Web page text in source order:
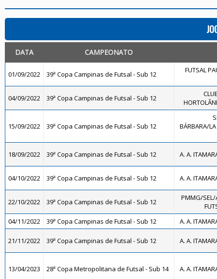
DATA CAMPEONATO
01/09/2022 39ª Copa Campinas de Futsal - Sub 12 FUTSAL
04/09/2022 39ª Copa Campinas de Futsal - Sub 12
15/09/2022 39ª Copa Campinas de Futsal - Sub 12
BÁRBARA/
18/09/2022 39ª Copa Campinas de Futsal - Sub 12 A. A.
04/10/2022 39ª Copa Campinas de Futsal - Sub 12 A. A.
22/10/2022 39ª Copa Campinas de Futsal - Sub 12
PMMG/
04/11/2022
39ª Copa Campinas de Futsal - Sub 12 A. A.
21/11/2022 39ª Copa Campinas de Futsal - Sub 12 A. A.
13/04/2023 28ª Copa Metropolitana de Futsal - Sub 14 A. A.